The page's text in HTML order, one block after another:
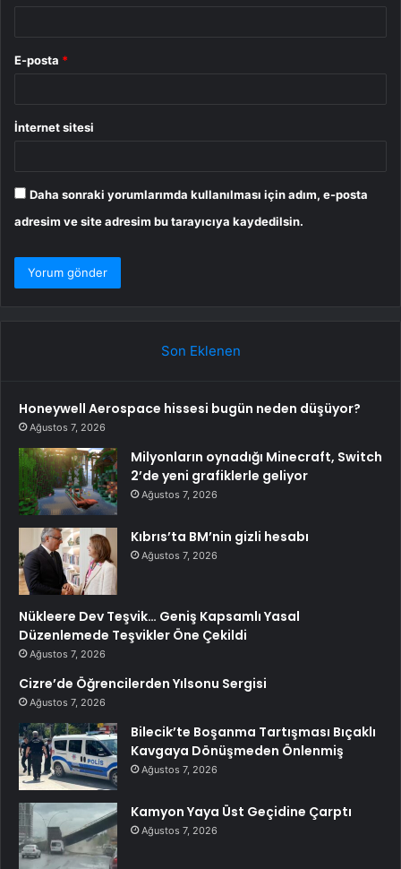
E-posta *
İnternet sitesi
Daha sonraki yorumlarımda kullanılması için adım, e-posta
adresim ve site adresim bu tarayıcıya kaydedilsin.
Son Eklenen
Honeywell Aerospace hissesi bugün neden düşüyor?
Ağustos 7, 2026
Milyonların oynadığı Minecraft, Switch
2’de yeni grafiklerle geliyor
Ağustos 7, 2026
Kıbrıs’ta BM’nin gizli hesabı
Ağustos 7, 2026
Nükleere Dev Teşvik… Geniş Kapsamlı Yasal
Düzenlemede Teşvikler Öne Çekildi
Ağustos 7, 2026
Cizre’de Öğrencilerden Yılsonu Sergisi
Ağustos 7, 2026
Bilecik’te Boşanma Tartışması Bıçaklı
Kavgaya Dönüşmeden Önlenmiş
Ağustos 7, 2026
Kamyon Yaya Üst Geçidine Çarptı
Ağustos 7, 2026